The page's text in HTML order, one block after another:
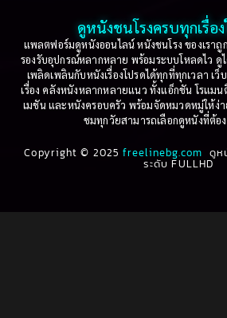
Based on Novel
Betrayal(1)
Biography(3)
Biography ชีวประวัติ
2001
1999
1997
1995
1993
1991
ดูหนังชนโรงครบทุกเรื่อ
แพลตฟอร์มดูหนังออนไลน์ หนังชนโรง ของเราถู
รองรับอุปกรณ์หลากหลาย พร้อมระบบโหลดไว ดู
เพลิดเพลินกับหนังเรื่องโปรดได้ทุกที่ทุกเวลา เ
เรื่อง คลังหนังหลากหลายแนว ทั้งแอ็กชัน โรแม
เมชัน และหนังครอบครัว พร้อมจัดหมวดหมู่ให้ง่
ชมทุกวัยสามารถเลือกดูหนังที่ต้อ
Copyright © 2025freelinebg.com ดูห
ระดับ FULLHD